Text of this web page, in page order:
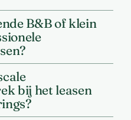
B&B of klein
bij het leasen